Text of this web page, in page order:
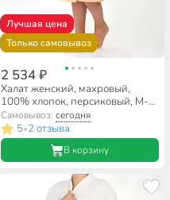
Лучшая цена
Только самовывоз
2 534 ₽
Халат женский, махровый,
100% хлопок, персиковый, M-L,
46-48, Silvano
Самовывоз: сегодня
5•2 отзыва
В корзину